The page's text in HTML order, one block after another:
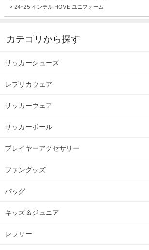
> 24-25 インテル HOME ユニフォーム
カテゴリから探す
サッカーシューズ
レプリカウェア
サッカーウェア
サッカーボール
プレイヤーアクセサリー
ファングッズ
バッグ
キッズ＆ジュニア
レフリー